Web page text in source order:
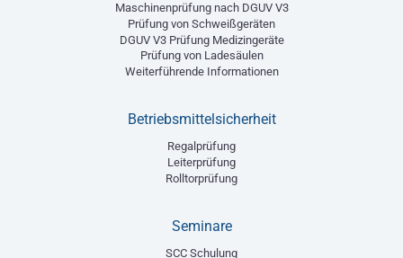
Maschinenprüfung nach DGUV V3
Prüfung von Schweißgeräten
DGUV V3 Prüfung Medizingeräte
Prüfung von Ladesäulen
Weiterführende Informationen
Betriebsmittelsicherheit
Regalprüfung
Leiterprüfung
Rolltorprüfung
Seminare
SCC Schulung